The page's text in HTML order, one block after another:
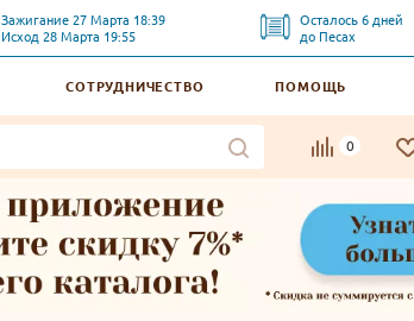
Зажигание27 Марта 18:39
Исход 28 Марта 19:55
Осталось6 дней
до Песах
СОТРУДНИЧЕСТВО ПОМОЩЬ
0